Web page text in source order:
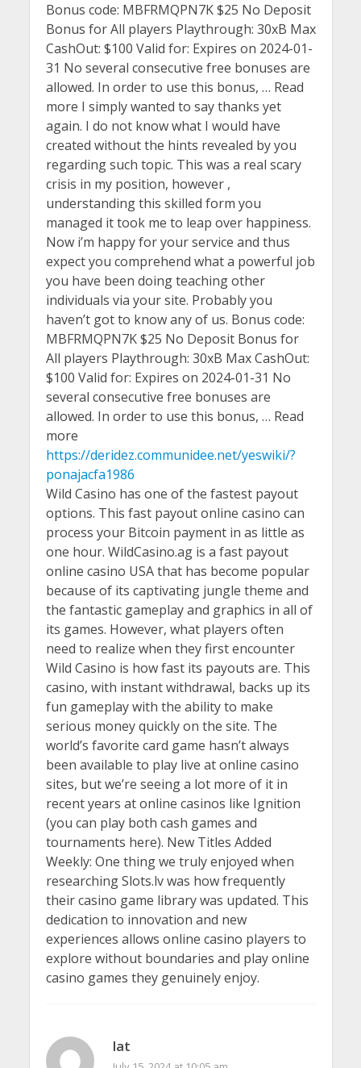
Bonus code: MBFRMQPN7K $25 No Deposit
Bonus for All players Playthrough: 30xB Max
CashOut: $100 Valid for: Expires on 2024-01-
31 No several consecutive free bonuses are
allowed. In order to use this bonus, … Read
more I simply wanted to say thanks yet
again. I do not know what I would have
created without the hints revealed by you
regarding such topic. This was a real scary
crisis in my position, however ,
understanding this skilled form you
managed it took me to leap over happiness.
Now i’m happy for your service and thus
expect you comprehend what a powerful job
you have been doing teaching other
individuals via your site. Probably you
haven’t got to know any of us. Bonus code:
MBFRMQPN7K $25 No Deposit Bonus for
All players Playthrough: 30xB Max CashOut:
$100 Valid for: Expires on 2024-01-31 No
several consecutive free bonuses are
allowed. In order to use this bonus, … Read
more
https://deridez.communidee.net/yeswiki/?
ponajacfa1986
Wild Casino has one of the fastest payout
options. This fast payout online casino can
process your Bitcoin payment in as little as
one hour. WildCasino.ag is a fast payout
online casino USA that has become popular
because of its captivating jungle theme and
the fantastic gameplay and graphics in all of
its games. However, what players often
need to realize when they first encounter
Wild Casino is how fast its payouts are. This
casino, with instant withdrawal, backs up its
fun gameplay with the ability to make
serious money quickly on the site. The
world’s favorite card game hasn’t always
been available to play live at online casino
sites, but we’re seeing a lot more of it in
recent years at online casinos like Ignition
(you can play both cash games and
tournaments here). New Titles Added
Weekly: One thing we truly enjoyed when
researching Slots.lv was how frequently
their casino game library was updated. This
dedication to innovation and new
experiences allows online casino players to
explore without boundaries and play online
casino games they genuinely enjoy.
lat